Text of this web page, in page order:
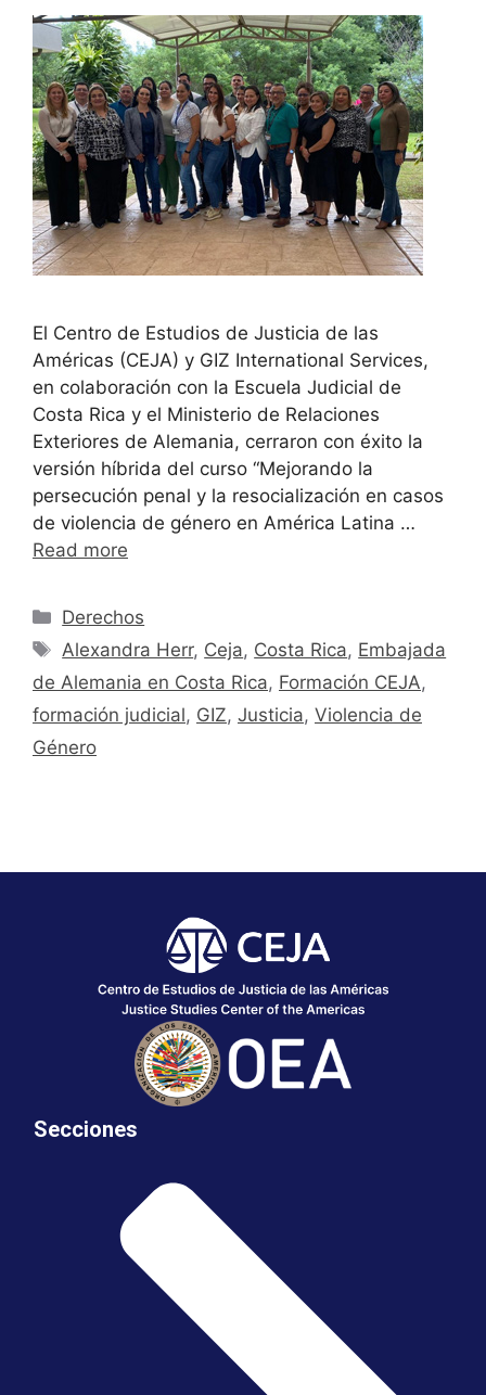
El Centro de Estudios de Justicia de las
Américas (CEJA) y GIZ International Services,
en colaboración con la Escuela Judicial de
Costa Rica y el Ministerio de Relaciones
Exteriores de Alemania, cerraron con éxito la
versión híbrida del curso “Mejorando la
persecución penal y la resocialización en casos
de violencia de género en América Latina …
Read more
Derechos
Alexandra Herr, Ceja, Costa Rica, Embajada
de Alemania en Costa Rica, Formación CEJA,
formación judicial, GIZ, Justicia, Violencia de
Género
Secciones